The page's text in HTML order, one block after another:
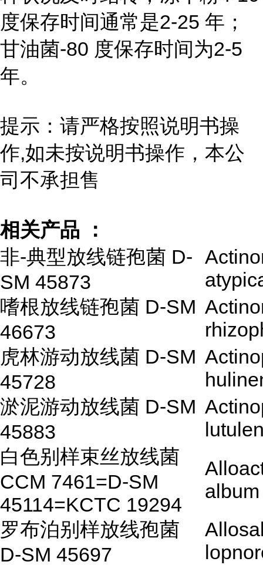
度保存时间通常是2-25 年；
甘油菌-80 度保存时间为2-5
年。
提示：请严格按照说明书操
作,如未按说明书操作，本公
司不承担售
相关产品 ：
非-典型放线链孢菌 D-
SM 45873
嗜根放线链孢菌 D-SM
46673
虎林游动放线菌 D-SM
45728
淤泥游动放线菌 D-SM
45883
白色别样束丝放线菌
CCM 7461=D-SM
45114=KCTC 19294
album
罗布泊别样放线孢菌
D-SM 45697